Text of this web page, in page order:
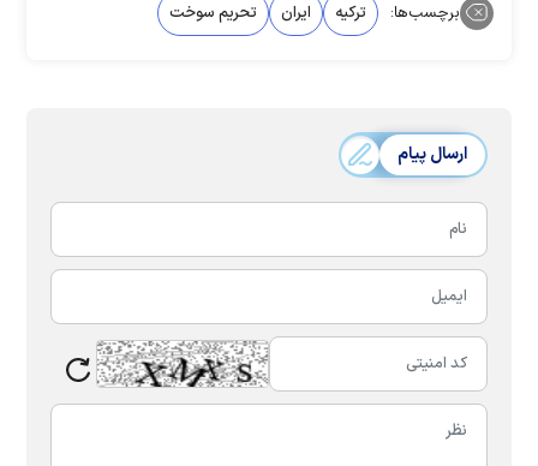
برچسب‌ها: ترکیه ایران تحریم سوخت
ارسال پیام